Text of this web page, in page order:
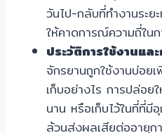
วันไป-กลับที่ทำงานระย
ให้คาดการณ์ความถี่ใน
ประวัติการใช้งานแล
จักรยานถูกใช้งานบ่อย
เก็บอย่างไร การปล่อย
นาน หรือเก็บไว้ในที่ที่
ล้วนส่งผลเสียต่ออายุก